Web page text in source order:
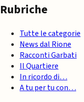
Rubriche
Tutte le categorie
News dal Rione
Racconti Garbati
Il Quartiere
In ricordo di…
A tu per tu con…